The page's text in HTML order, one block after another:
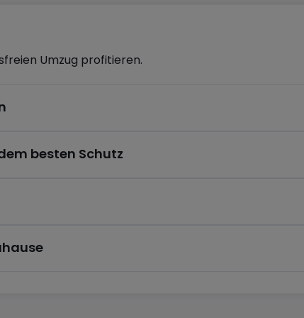
modifications.)
Umzug profitieren.
besten Schutz